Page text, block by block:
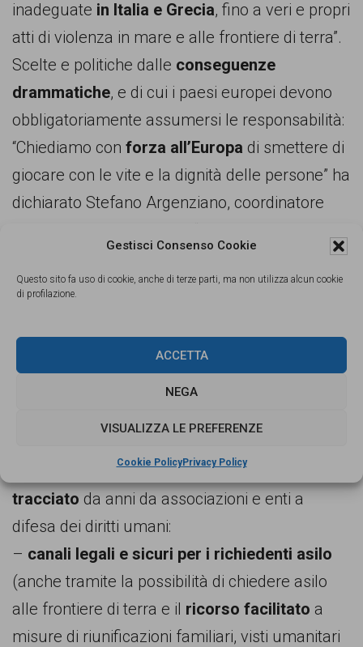
Gestisci Consenso Cookie
Questo sito fa uso di cookie, anche di terze parti, ma non utilizza alcun cookie
di profilazione.
ACCETTA
NEGA
VISUALIZZA LE PREFERENZE
Cookie PolicyPrivacy Policy
inadeguate in Italia e Grecia, fino a veri e propri
atti di violenza in mare e alle frontiere di terra”.
Scelte e politiche dalle conseguenze
drammatiche, e di cui i paesi europei devono
obbligatoriamente assumersi le responsabilità:
“Chiediamo con forza all’Europa di smettere di
giocare con le vite e la dignità delle persone” ha
dichiarato Stefano Argenziano, coordinatore
proteggere i propri confinida persone
dovremo più proteggerequeste personedalle
politiche europee”.
proposte, che vanno a inserirenel binario
tracciato da anni da associazioni e enti a
difesa dei diritti umani:
– canali legali e sicuri per i richiedenti asilo
(anche tramite la possibilità di chiedere asilo
alle frontiere di terra e il ricorso facilitato a
misure di riunificazioni familiari, visti umanitari